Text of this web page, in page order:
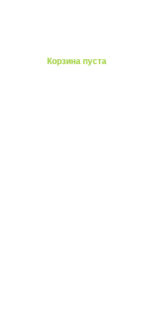
Корзина пуста